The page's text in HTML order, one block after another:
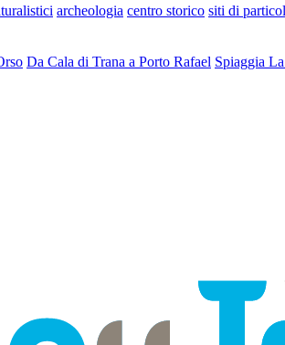
archeologia centro storico siti di
Da Cala di Trana a Porto Rafael Spiaggia